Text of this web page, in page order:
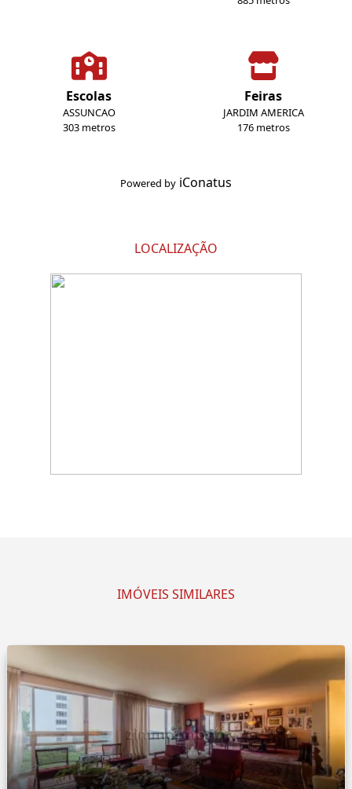
Escolas
ASSUNCAO
303 metros
Feiras
JARDIM AMERICA
176 metros
Powered by iConatus
LOCALIZAÇÃO
IMÓVEIS SIMILARES